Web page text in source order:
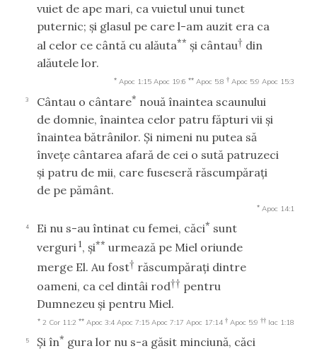
vuiet de ape mari, ca vuietul unui tunet
puternic; şi glasul pe care l-am auzit era ca
al celor ce cântă cu alăuta** şi cântau† din
alăutele lor.
* Apoc 1:15 Apoc 19:6 ** Apoc 5:8 † Apoc 5:9 Apoc 15:3
3 Cântau o cântare* nouă înaintea scaunului
de domnie, înaintea celor patru făpturi vii şi
înaintea bătrânilor. Şi nimeni nu putea să
înveţe cântarea afară de cei o sută patruzeci
şi patru de mii, care fuseseră răscumpăraţi
de pe pământ.
* Apoc 14:1
4 Ei nu s-au întinat cu femei, căci* sunt
verguri1, şi** urmează pe Miel oriunde
merge El. Au fost† răscumpăraţi dintre
oameni, ca cel dintâi rod†† pentru
Dumnezeu şi pentru Miel.
* 2 Cor 11:2 ** Apoc 3:4 Apoc 7:15 Apoc 7:17 Apoc 17:14 † Apoc 5:9 †† Iac 1:18
5 Şi în* gura lor nu s-a găsit minciună, căci